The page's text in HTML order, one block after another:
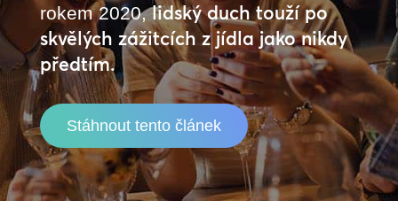
rokem 2020,lidský duch touží po
skvělých zážitcích z jídla jako nikdy
předtím.
Stáhnout tento článek